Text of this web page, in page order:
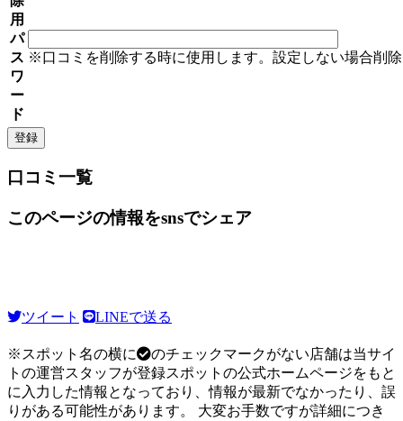
用
パ
ス
ワ
ー
ド
※口コミを削除する時に使用します。設定しない場合削
口コミ一覧
このページの情報をsnsでシェア
ツイート LINEで送る
※スポット名の横に
のチェックマークがない店舗は当サイ
トの運営スタッフが登録スポットの公式ホームページをもと
に入力した情報となっており、情報が最新でなかったり、誤
りがある可能性があります。 大変お手数ですが詳細につき